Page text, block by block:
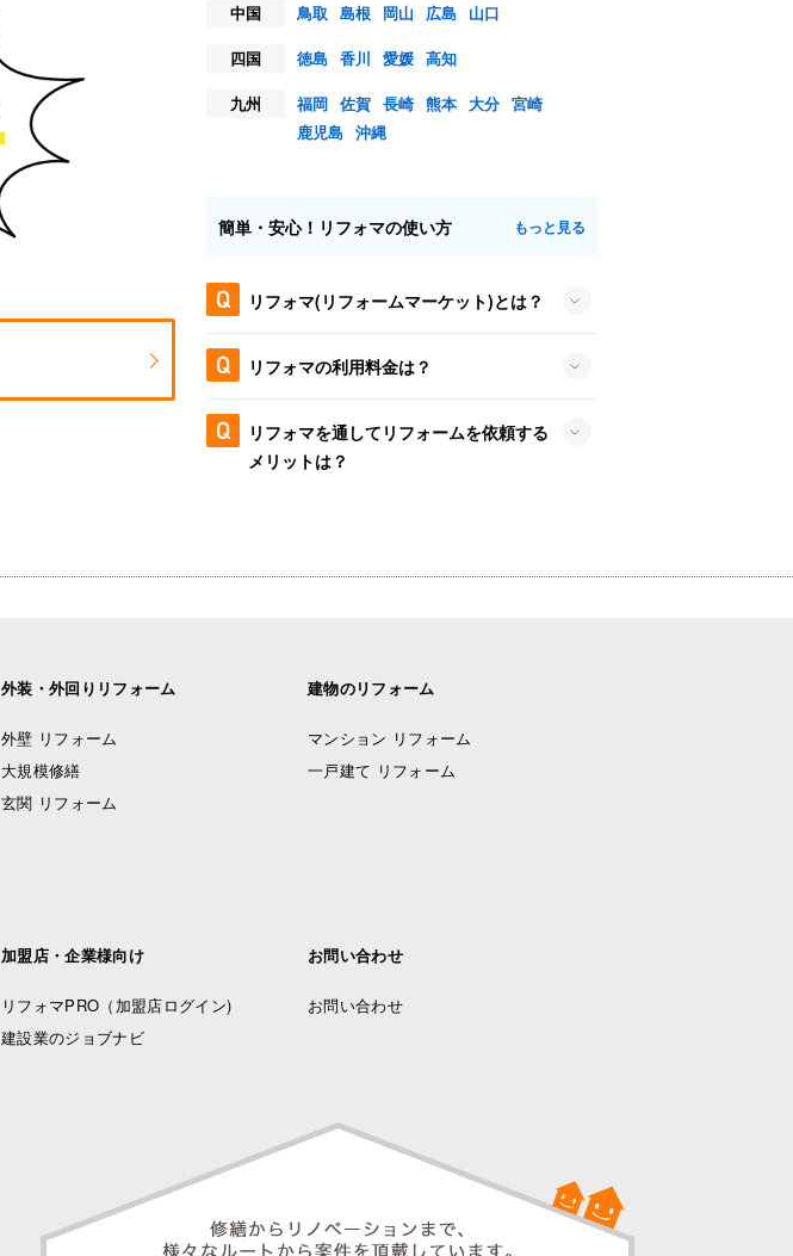
中国
鳥取 島根 岡山 広島
山口
四国
徳島 香川 愛媛 高知
九州
福岡 佐賀 長崎 熊本 大分 宮崎
鹿児島 沖縄
簡単・安心！リフォマの使い方 もっと見る
リフォマ(リフォームマーケット)とは？
リフォマの利用料金は？
リフォマを通してリフォームを依頼する
メリットは？
外装・外回りリフォーム
外壁 リフォーム
大規模修繕
玄関 リフォーム
建物のリフォーム
マンション リフォーム
一戸建て リフォーム
加盟店・企業様向け
リフォマPRO （加盟店ログイン)
建設業のジョブナビ
お問い合わせ
お問い合わせ